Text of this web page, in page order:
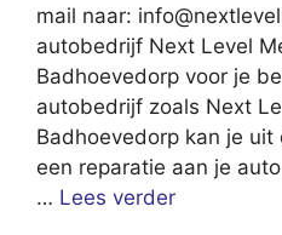
mail naar:
autobedrijf Next Level
Badhoevedorp voor je
autobedrijf zoals Next
Badhoevedorp kan je
een reparatie aan je
… Lees verder